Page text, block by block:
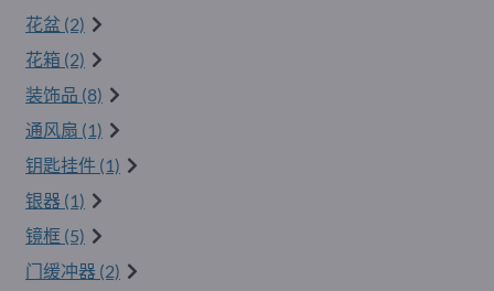
花盆 (2)
花箱 (2)
装饰品 (8)
通风扇 (1)
钥匙挂件 (1)
银器 (1)
镜框 (5)
门缓冲器 (2)